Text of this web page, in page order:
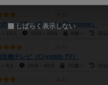
のイ～ブン（Even by Everyone）
～10人 15分～25分 8歳～
物テレビ（Cryptids TV）
～8人 20分～40分 10歳～
しばらく表示しない